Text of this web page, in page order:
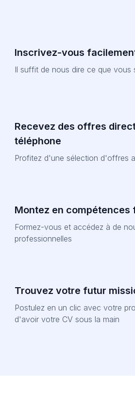
Inscrivez-vous
Il suffit de nous dire ce que vous
Recevez des offres
téléphone
Profitez d'une sélection d'offres
Montez en compétences
Formez-vous et accédez à de
professionnelles
Trouvez votre futur
Postulez en un clic avec votre
d'avoir votre CV sous la main